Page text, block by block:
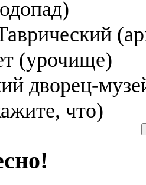
(урочище)
дворец-
что)